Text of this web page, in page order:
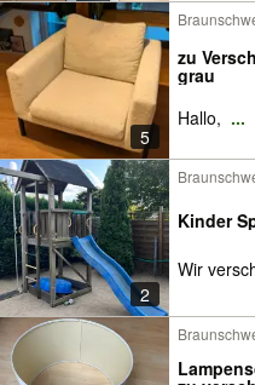
5
zu
grau
Hallo, ...
2
Kinder
Wir